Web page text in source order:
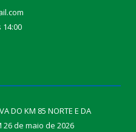
DO KM 85 NORTE E DA
26 de maio de 2026